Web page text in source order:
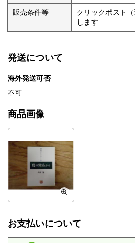
販売条件等
クリックポスト
します
発送について
海外発送可否
不可
商品画像
お支払いについて